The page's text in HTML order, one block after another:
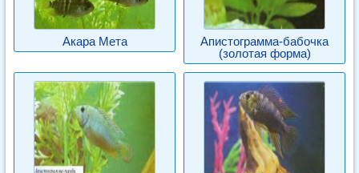
Акара Мета
Апистограмма-бабочка
(золотая форма)